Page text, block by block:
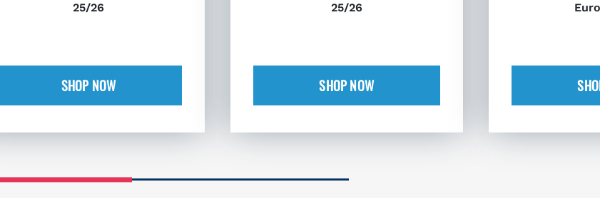
25/26
SHOP NOW
25/26
SHOP NOW